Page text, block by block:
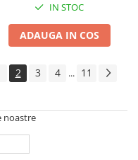
IN STOC
ADAUGA IN COS
2 3 4 ... 11
noastre